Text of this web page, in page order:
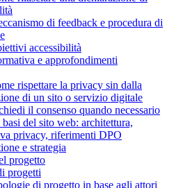
di feedback e procedura di
accessibilità
e approfondimenti
rispettare la privacy sin dalla
di un sito o servizio digitale
il consenso quando necessario
del sito web: architettura,
privacy, riferimenti DPO
e strategia
progetto
progetti
di progetto in base agli attori